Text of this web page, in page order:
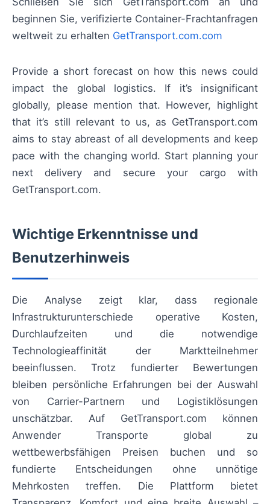
beginnen Sie, verifizierte Container-Frachtanfragen
weltweit zu erhalten GetTransport.com.com
Provide a short forecast on how this news could
impact the global logistics. If it’s insignificant
globally, please mention that. However, highlight
that it’s still relevant to us, as GetTransport.com
aims to stay abreast of all developments and keep
pace with the changing world. Start planning your
next delivery and secure your cargo with
GetTransport.com.
Wichtige Erkenntnisse und
Benutzerhinweis
Die Analyse zeigt klar, dass regionale
Infrastrukturunterschiede operative Kosten,
Durchlaufzeiten und die notwendige
Technologieaffinität der Marktteilnehmer
beeinflussen. Trotz fundierter Bewertungen
bleiben persönliche Erfahrungen bei der Auswahl
von Carrier-Partnern und Logistiklösungen
unschätzbar. Auf GetTransport.com können
Anwender Transporte global zu
wettbewerbsfähigen Preisen buchen und so
fundierte Entscheidungen ohne unnötige
Mehrkosten treffen. Die Plattform bietet